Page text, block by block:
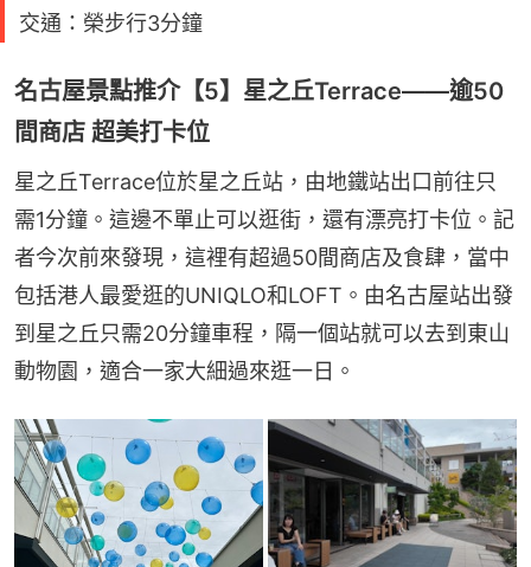
交通：榮步行3分鐘
名古屋景點推介【5】星之丘Terrace——逾50
間商店 超美打卡位
星之丘Terrace位於星之丘站，由地鐵站出口前往只
需1分鐘。這邊不單止可以逛街，還有漂亮打卡位。記
者今次前來發現，這裡有超過50間商店及食肆，當中
包括港人最愛逛的UNIQLO和LOFT。由名古屋站出發
到星之丘只需20分鐘車程，隔一個站就可以去到東山
動物園，適合一家大細過來逛一日。